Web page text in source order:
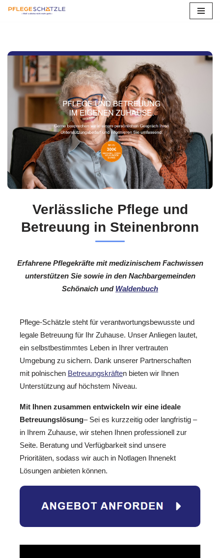
springen
Verlässliche Pflege und
Betreuung in Steinenbronn
Erfahrene Pflegekräfte mit medizinischem Fachwissen
unterstützen Sie sowie in den Nachbargemeinden
Schönaich und Waldenbuch
Pflege-Schätzle steht für verantwortungsbewusste und
legale Betreuung für Ihr Zuhause. Unser Anliegen lautet,
ein selbstbestimmtes Leben in Ihrer vertrauten
Umgebung zu sichern. Dank unserer Partnerschaften
mit polnischen Betreuungskräften bieten wir Ihnen
Unterstützung auf höchstem Niveau.
Mit Ihnen zusammen entwickeln wir eine ideale
Betreuungslösung– Sei es kurzzeitig oder langfristig –
in Ihrem Zuhause, wir stehen Ihnen professionell zur
Seite. Beratung und Verfügbarkeit sind unsere
Prioritäten, sodass wir auch in Notlagen Ihnenekt
Lösungen anbieten können.